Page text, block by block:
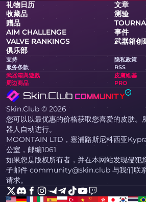
礼物日历
文章
收藏品
测验
赠品
AIM CHALLENGE
事件
VALVE RANKINGS
武器箱创
俱乐部
支持
隐私政策
服务条款
RSS
武器箱與遊戲
皮膚維基
周边商品
PRO
Skin.Club © 2026
您可以以最优惠的价格获取您喜爱的皮肤
器人自动进行。
MOONTAIN LTD，塞浦路斯尼科西亚
公室，邮编1061
如果您是版权所有者，并在本网站发现侵犯
子邮件 community@skin.club 与我们联
请求。